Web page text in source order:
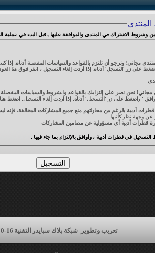
مجاني! ونرجو أن تلتزم بالقواعد والسياسات المفصلة أدناه. إذا
هنا
مجاني! نحن نصر على إلتزامك بالقواعد والشروط والسياسات المفصلة
' واضغط على زر 'التسجيل' أدناه. إذا اردت إلغاء التسجيل, اضغط هنا
إن مشرفي وإداريي قطرات أدبية بالرغم من محاولتهم منع جميع المشاركات
عن وجهة نظر كاتبها
مسؤولية عن مضامين المشاركات
إغلاق أي موضوع لأي سبب يرونه، وليسوا ملزمين بإعلانه
وتذكر قول الله تعالى ((ما يلفظ من قول إلا لديه رقيب
في قطرات أدبية ، وأوافق بالإلتزام بما جاء فيها .
تعريب وتطوير شبكة بلاك سبايدر التقنية 16-10-2009